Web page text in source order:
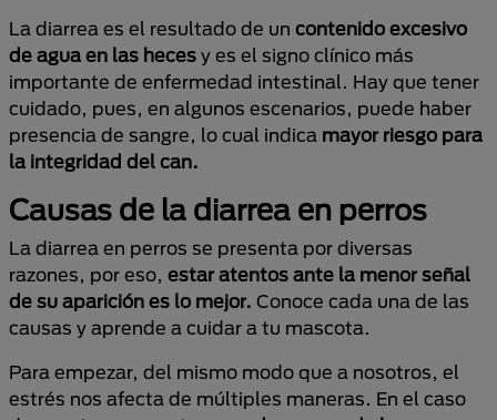
La diarrea es el resultado de un contenido excesivo
de agua en las heces y es el signo clínico más
importante de enfermedad intestinal. Hay que tener
cuidado, pues, en algunos escenarios, puede haber
presencia de sangre, lo cual indica mayor riesgo para
la integridad del can.
Causas de la diarrea en perros
La diarrea en perros se presenta por diversas
razones, por eso, estar atentos ante la menor señal
de su aparición es lo mejor. Conoce cada una de las
causas y aprende a cuidar a tu mascota.
Para empezar, del mismo modo que a nosotros, el
estrés nos afecta de múltiples maneras. En el caso